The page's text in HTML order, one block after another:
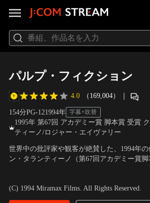
パルプ・フィクション
4.0 （169,004） ｜
154分PG-121994年 字幕+吹替
1995年 第67回 アカデミー賞 脚本賞 受賞
ティーノ/ロジャー・エイヴァリー
世界中の批評家や観客が絶賛した、1994年
ン・タランティーノ（第67回アカデミー賞
で痛快な珍事を繰り広げる！
(C) 1994 Miramax Films. All Rights Reserved.